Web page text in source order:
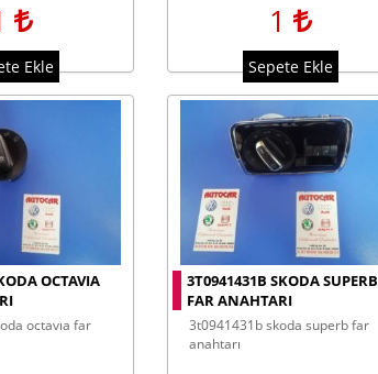
Ekle
1
Sepete Ekle
OCTAVIA
3T0941431B SKODA SUPERB
FAR ANAHTARI
3t0941431b skoda superb far
anahtarı